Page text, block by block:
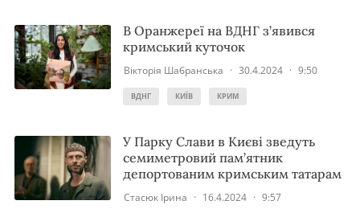
В Оранжереї на ВДНГ з’явився
кримський куточок
Вікторія Шабранська · 30.4.2024 · 9:50
ВДНГ КИЇВ КРИМ
У Парку Слави в Києві зведуть
семиметровий пам’ятник
депортованим кримським татарам
Стасюк Ірина · 16.4.2024 · 9:57